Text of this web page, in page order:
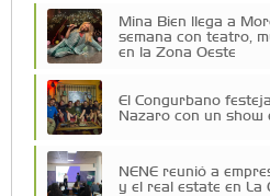
Mina Bien llega a
semana con teatro,
en la Zona Oeste
El Congurbano
Nazaro con un show
NENE reunió a
y el real estate en La